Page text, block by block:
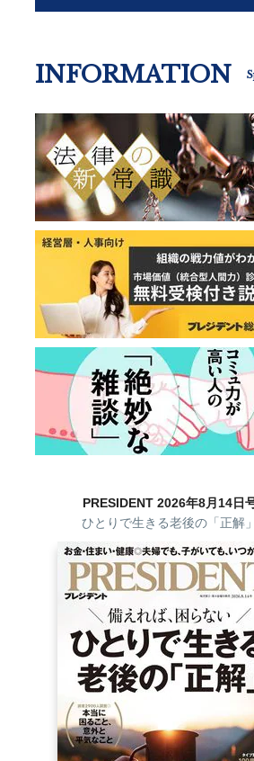
INFORMATION
PRESIDENT 2026年8月14日
ひとりで生きる老後の「正解」